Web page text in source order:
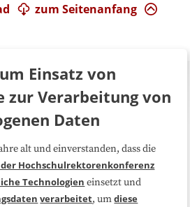
zum Seitenanfang
FAQ
Kooperationen
Einsatz von
zur Verarbeitung von
Daten
alt und einverstanden, dass die
Hochschulrektorenkonferenz
Technologien einsetzt und
verarbeitet, umdiese